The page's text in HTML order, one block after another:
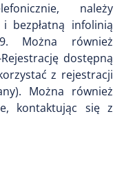
należy
bezpłatną infolinią
Można również
dostępną
z rejestracji
Można również
kontaktując się z